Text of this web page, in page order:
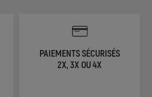
PAIEMENTS SÉCURISÉS
2X, 3X OU 4X